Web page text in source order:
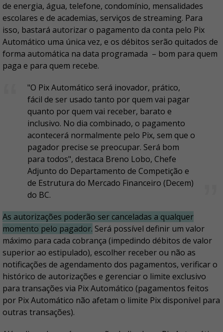
de energia, água, telefone, condomínio, mensalidades
escolares e de academias, serviços de streaming. Para
isso, bastará autorizar o pagamento da conta pelo Pix
Automático uma única vez, e os débitos serão quitados de
forma automática na data programada – bom para quem
paga e para quem recebe.
"O Pix Automático será inovador, prático,
fácil de ser usado tanto por quem vai pagar
quanto por quem vai receber, barato e
inclusivo. No dia combinado, o pagamento
acontecerá normalmente pelo Pix, sem que o
pagador precise se preocupar. Será bom
para todos", destaca Breno Lobo, Chefe
Adjunto do Departamento de Competição e
de Estrutura do Mercado Financeiro (Decem)
do BC.
As autorizações poderão ser canceladas a qualquer
momento pelo pagador. Será possível definir um valor
máximo para cada cobrança (impedindo débitos de valor
superior ao estipulado), escolher receber ou não as
notificações de agendamento dos pagamentos, verificar o
histórico de autorizações e gerenciar o limite exclusivo
para transações via Pix Automático (pagamentos feitos
por Pix Automático não afetam o limite Pix disponível para
outras transações).